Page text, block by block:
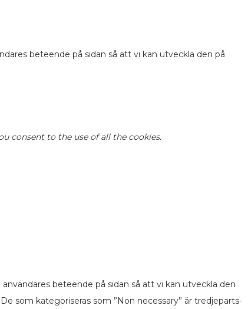
beteende på sidan så att vi kan utveckla den på
consent to the use of all the cookies.
beteende på sidan så att vi kan utveckla den
som kategoriseras som ”Non necessary” är tredjeparts-